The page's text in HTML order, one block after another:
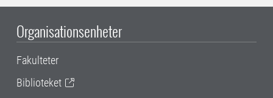
Organisationsenheter
Fakulteter
Biblioteket